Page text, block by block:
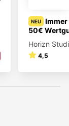
NEU
50€
Horizn
4,5